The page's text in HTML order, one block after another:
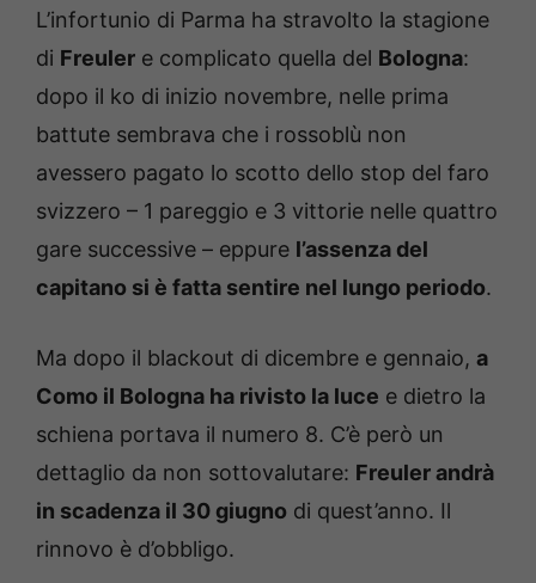
L’infortunio di Parma ha stravolto la stagione
di Freuler e complicato quella del Bologna:
dopo il ko di inizio novembre, nelle prima
battute sembrava che i rossoblù non
avessero pagato lo scotto dello stop del faro
svizzero – 1 pareggio e 3 vittorie nelle quattro
gare successive – eppure l’assenza del
capitano si è fatta sentire nel lungo periodo.
Ma dopo il blackout di dicembre e gennaio, a
Como il Bologna ha rivisto la luce e dietro la
schiena portava il numero 8. C’è però un
dettaglio da non sottovalutare: Freuler andrà
in scadenza il 30 giugno di quest’anno. Il
rinnovo è d’obbligo.